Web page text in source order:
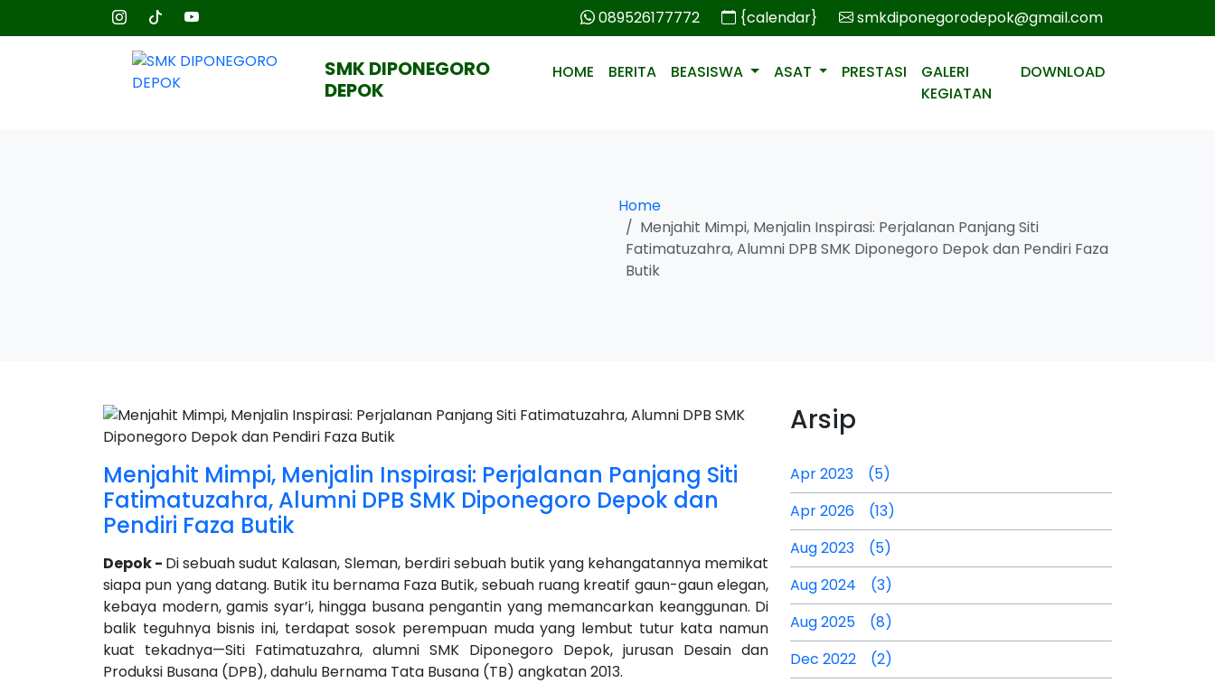
089526177772 {calendar} smkdiponegorodepok@gmail.com
SMK DIPONEGORO
DEPOK
HOME BERITA BEASISWA ASAT PRESTASI
GALERI
KEGIATAN
DOWNLOAD
Home
Menjahit Mimpi, Menjalin Inspirasi: Perjalanan Panjang Siti
Fatimatuzahra, Alumni DPB SMK Diponegoro Depok dan Pendiri Faza
Butik
Menjahit Mimpi, Menjalin Inspirasi: Perjalanan Panjang Siti
Fatimatuzahra, Alumni DPB SMK Diponegoro Depok dan
Pendiri Faza Butik
Depok - Di sebuah sudut Kalasan, Sleman, berdiri sebuah butik yang kehangatannya memikat
siapa pun yang datang. Butik itu bernama Faza Butik, sebuah ruang kreatif gaun-gaun elegan,
kebaya modern, gamis syar’i, hingga busana pengantin yang memancarkan keanggunan. Di
balik teguhnya bisnis ini, terdapat sosok perempuan muda yang lembut tutur kata namun
kuat tekadnya—Siti Fatimatuzahra, alumni SMK Diponegoro Depok, jurusan Desain dan
Produksi Busana (DPB), dahulu Bernama Tata Busana (TB) angkatan 2013.
Arsip
Apr 2023 (5)
Apr 2026 (13)
Aug 2023 (5)
Aug 2024 (3)
Aug 2025 (8)
Dec 2022 (2)